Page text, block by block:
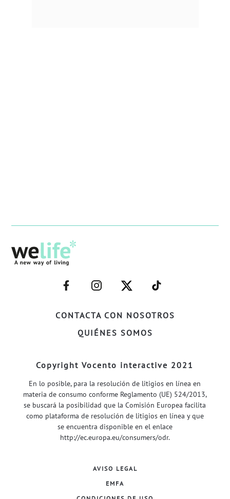
CONTACTA CON NOSOTROS
QUIÉNES SOMOS
–
FACEBOOK–
–
INSTAGRAM–
–
TWITTER–
–
WELIFE–
Copyright Vocento interactive 2021
En lo posible, para la resolución de litigios en línea en
materia de consumo conforme Reglamento (UE) 524/2013,
se buscará la posibilidad que la Comisión Europea facilita
como plataforma de resolución de litigios en línea y que
se encuentra disponible en el enlace
http://ec.europa.eu/consumers/odr.
AVISO LEGAL
EMFA